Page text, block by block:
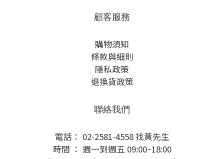
顧客服務
購物須知
條款與細則
隱私政策
退換貨政策
聯絡我們
電話： 02-2581-4558 找黃先生
時間 ： 週一到週五 09:00~18:00